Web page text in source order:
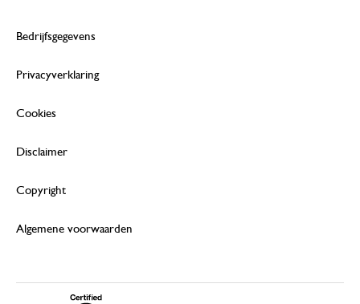
Bedrijfsgegevens
Privacyverklaring
Cookies
Disclaimer
Copyright
Algemene voorwaarden